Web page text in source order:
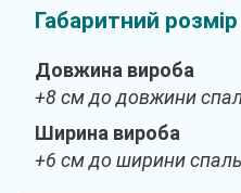
Габаритний
Довжина вироба
+8 см до довжини
Ширина вироба
+6 см до ширини